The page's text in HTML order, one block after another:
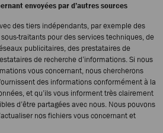
envoyées par d’autres sources
des tiers indépendants, par exemple des
traitants pour des services techniques, de
publicitaires, des prestataires de
de recherche d’informations. Si nous
vous concernant, nous chercherons
des informations conformément à la
et qu’ils vous informent très clairement
d’être partagées avec nous. Nous pouvons
nos fichiers vous concernant et